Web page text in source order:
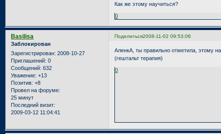
Как же этому научиться?
0
Поделиться2008-11-02 09:53:06
Basilisa
Заблокирован
Зарегистрирован: 2008-10-27
Приглашений: 0
Сообщений: 632
Уважение: +13
Позитив: +8
Провел на форуме:
25 минут
Последний визит:
2009-03-12 11:04:41
АленкА, ты правильно отметила, этому
(гештальт терапия)
0